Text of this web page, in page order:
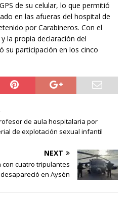
de su celular, lo que permitió
en las afueras del hospital de
por Carabineros. Con el
la propia declaración del
su participación en los cinco
de aula hospitalaria por
de explotación sexual infantil
NEXT
con cuatro tripulantes
desapareció en Aysén